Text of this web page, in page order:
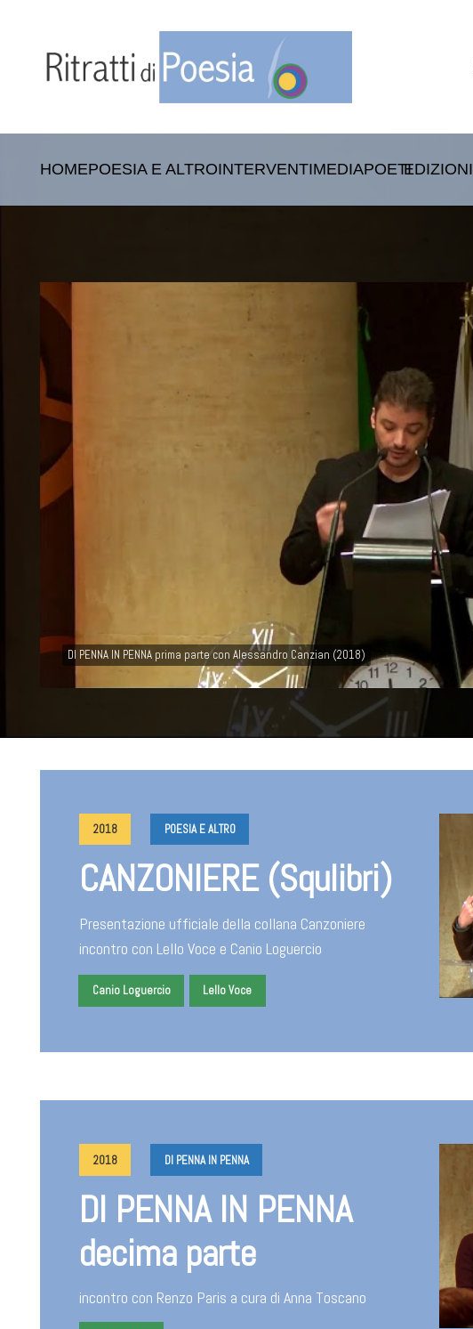
HOMEPOESIA E ALTROINTERVENTIMEDIAPOETIEDIZIONI
DI PENNA IN PENNA prima parte con Alessandro Canzian (2018)
2018 POESIA E ALTRO
CANZONIERE (Squlibri)
Presentazione ufficiale della collana Canzoniere
incontro con Lello Voce e Canio Loguercio
Canio Loguercio Lello Voce
2018 DI PENNA IN PENNA
DI PENNA IN PENNA
decima parte
incontro con Renzo Paris a cura di Anna Toscano